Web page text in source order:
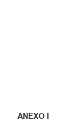
ANEXO I